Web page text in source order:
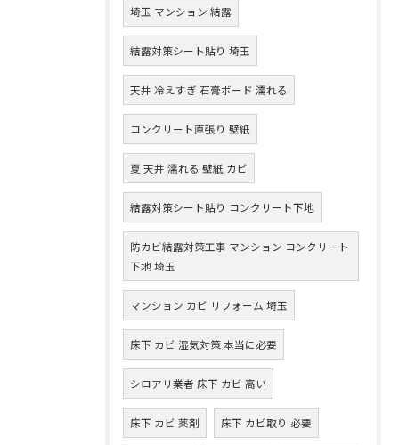
埼玉 マンション 結露
結露対策シート貼り 埼玉
天井 冷えすぎ 石膏ボード 濡れる
コンクリート直張り 壁紙
夏 天井 濡れる 壁紙 カビ
結露対策シート貼り コンクリート下地
防カビ結露対策工事 マンション コンクリート
下地 埼玉
マンション カビ リフォーム 埼玉
床下 カビ 湿気対策 本当に必要
シロアリ業者 床下 カビ 高い
床下 カビ 薬剤 床下 カビ取り 必要